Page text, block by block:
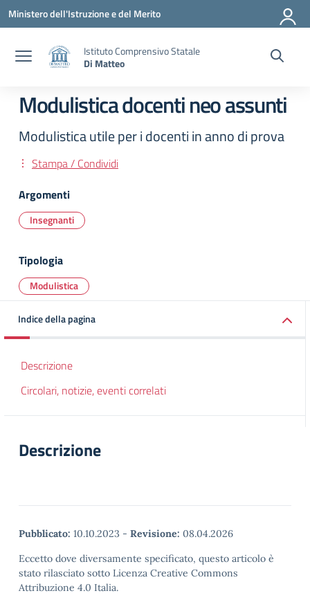
Vai ai contenuti
Vai al menu di navigazione
Vai al footer
Ministero dell'Istruzione e del Merito
Istituto Comprensivo Statale
Di Matteo
Modulistica docenti neo assunti
Modulistica utile per i docenti in anno di prova
Stampa / Condividi
Argomenti
Insegnanti
Tipologia
Modulistica
Indice della pagina
Descrizione
Circolari, notizie, eventi correlati
Descrizione
Pubblicato: 10.10.2023 - Revisione: 08.04.2026
Eccetto dove diversamente specificato, questo articolo è
stato rilasciato sotto Licenza Creative Commons
Attribuzione 4.0 Italia.